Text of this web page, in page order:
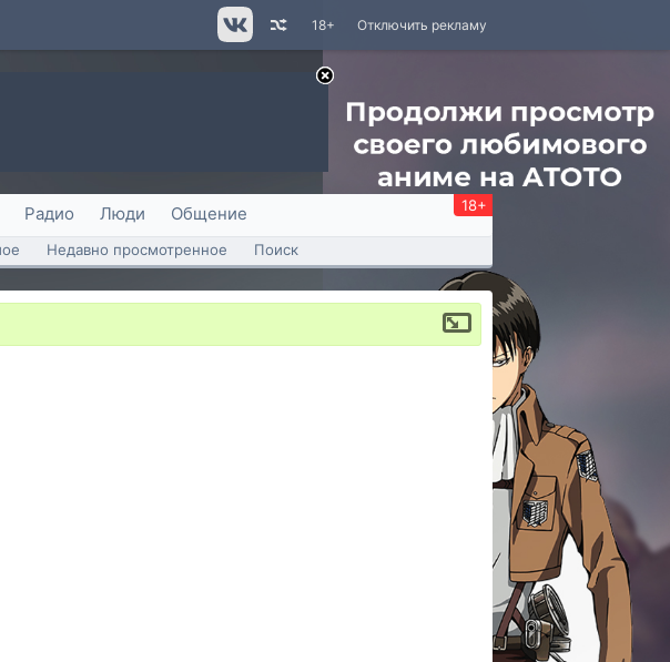
Отключить рекламу
18+
Радио Люди Общение 18+
Недавно просмотренное Поиск